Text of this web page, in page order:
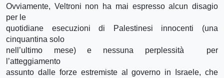
Ovviamente, Veltroni non ha mai espresso alcun disagio
per le
quotidiane esecuzioni di Palestinesi innocenti (una
cinquantina solo
nell’ultimo mese) e nessuna perplessità per
l’atteggiamento
assunto dalle forze estremiste al governo in Israele, che